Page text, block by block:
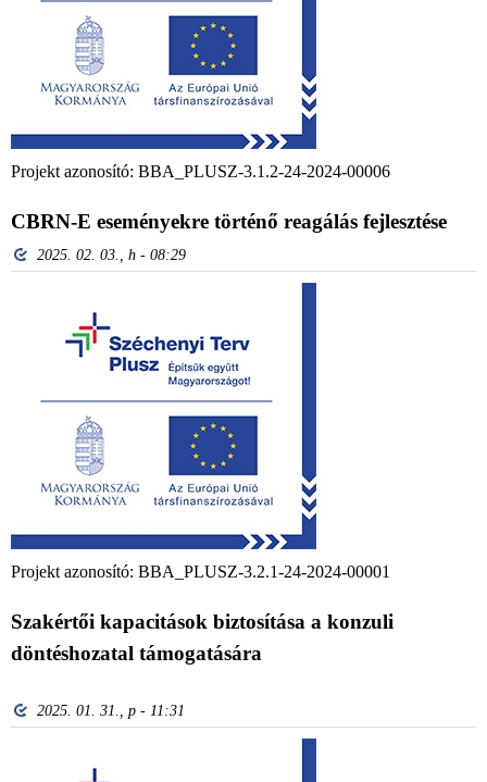
Projekt azonosító: BBA_PLUSZ-3.1.2-24-2024-00006
CBRN-E eseményekre történő reagálás fejlesztése
2025. 02. 03., h - 08:29
Projekt azonosító: BBA_PLUSZ-3.2.1-24-2024-00001
Szakértői kapacitások biztosítása a konzuli
döntéshozatal támogatására
2025. 01. 31., p - 11:31